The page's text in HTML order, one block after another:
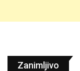
Zanimljivo